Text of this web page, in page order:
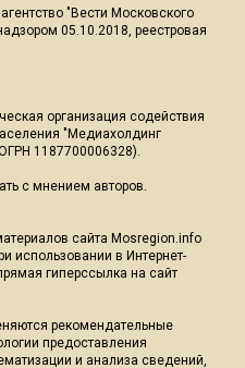
"Вести Московского
05.10.2018, реестровая
организация содействия
"Медиахолдинг
1187700006328).
с мнением авторов.
сайта Mosregion.info
использовании в Интернет-
гиперссылка на сайт
рекомендательные
предоставления
и анализа сведений,